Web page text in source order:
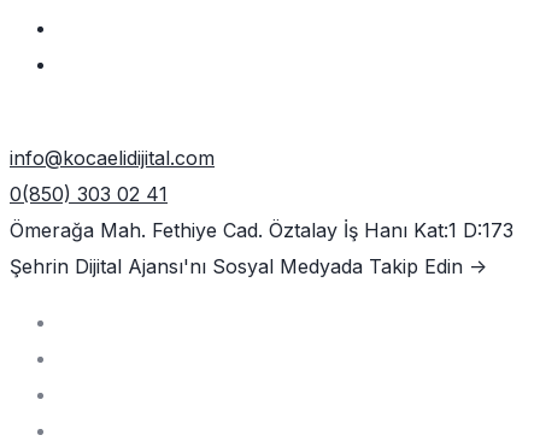
info@kocaelidijital.com
0(850) 303 02 41
Ömerağa Mah. Fethiye Cad. Öztalay İş Hanı Kat:1 D:173
Şehrin Dijital Ajansı'nı Sosyal Medyada Takip Edin ->